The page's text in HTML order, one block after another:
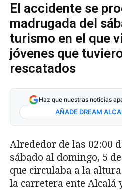
El accidente se
madrugada del
turismo en el que
jóvenes que
rescatados
Haz que nuestras noticias
AÑADE DREAM
Alrededor de las 02:00
sábado al domingo, 5
que circulaba a la
la carretera ente Alcalá